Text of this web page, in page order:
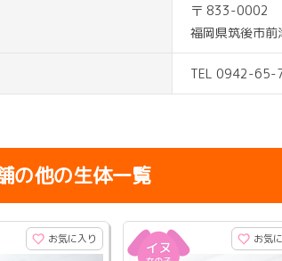
〒 833-0002
福岡県筑後市
TEL 0942-65-
の他の生体一覧
お気に入り お気